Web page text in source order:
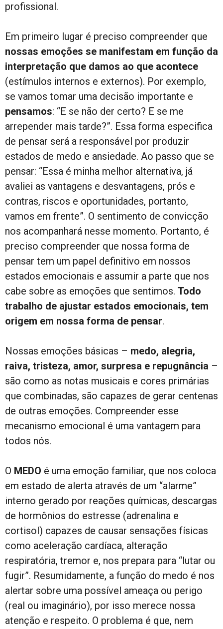
profissional.
Em primeiro lugar é preciso compreender que
nossas emoções se manifestam em função da
interpretação que damos ao que acontece
(estímulos internos e externos). Por exemplo,
se vamos tomar uma decisão importante e
pensamos: “E se não der certo? E se me
arrepender mais tarde?”. Essa forma especifica
de pensar será a responsável por produzir
estados de medo e ansiedade. Ao passo que se
pensar: “Essa é minha melhor alternativa, já
avaliei as vantagens e desvantagens, prós e
contras, riscos e oportunidades, portanto,
vamos em frente”. O sentimento de convicção
nos acompanhará nesse momento. Portanto, é
preciso compreender que nossa forma de
pensar tem um papel definitivo em nossos
estados emocionais e assumir a parte que nos
cabe sobre as emoções que sentimos. Todo
trabalho de ajustar estados emocionais, tem
origem em nossa forma de pensar.
Nossas emoções básicas – medo, alegria,
raiva, tristeza, amor, surpresa e repugnância –
são como as notas musicais e cores primárias
que combinadas, são capazes de gerar centenas
de outras emoções. Compreender esse
mecanismo emocional é uma vantagem para
todos nós.
O MEDO é uma emoção familiar, que nos coloca
em estado de alerta através de um “alarme”
interno gerado por reações químicas, descargas
de hormônios do estresse (adrenalina e
cortisol) capazes de causar sensações físicas
como aceleração cardíaca, alteração
respiratória, tremor e, nos prepara para “lutar ou
fugir”. Resumidamente, a função do medo é nos
alertar sobre uma possível ameaça ou perigo
(real ou imaginário), por isso merece nossa
atenção e respeito. O problema é que, nem